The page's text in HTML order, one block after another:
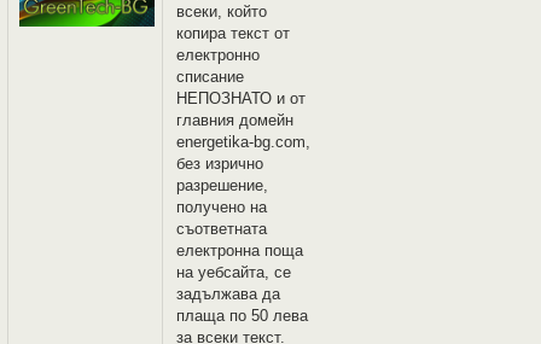
всеки, който
копира текст от
електронно
списание
НЕПОЗНАТО и oт
главния домейн
energetika-bg.com,
без изрично
разрешение,
получено на
съответната
електронна поща
на уебсайта, се
задължава да
плаща по 50 лева
за всеки текст.